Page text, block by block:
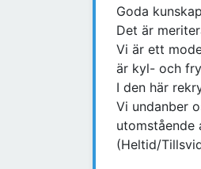
Goda
Det är
Vi är ett
är kyl- och
I den här
Vi undanber
utomstående
(Heltid/